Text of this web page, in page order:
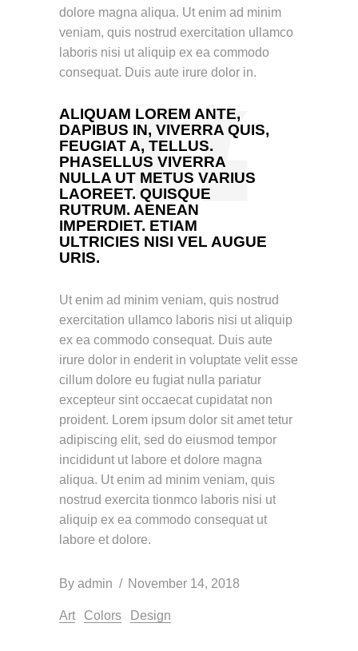
dolore magna aliqua. Ut enim ad minim
veniam, quis nostrud exercitation ullamco
laboris nisi ut aliquip ex ea commodo
consequat. Duis aute irure dolor in.
ALIQUAM LOREM ANTE,
DAPIBUS IN, VIVERRA QUIS,
FEUGIAT A, TELLUS.
PHASELLUS VIVERRA
NULLA UT METUS VARIUS
LAOREET. QUISQUE
RUTRUM. AENEAN
IMPERDIET. ETIAM
ULTRICIES NISI VEL AUGUE
URIS.
Ut enim ad minim veniam, quis nostrud
exercitation ullamco laboris nisi ut aliquip
ex ea commodo consequat. Duis aute
irure dolor in enderit in voluptate velit esse
cillum dolore eu fugiat nulla pariatur
excepteur sint occaecat cupidatat non
proident. Lorem ipsum dolor sit amet tetur
adipiscing elit, sed do eiusmod tempor
incididunt ut labore et dolore magna
aliqua. Ut enim ad minim veniam, quis
nostrud exercita tionmco laboris nisi ut
aliquip ex ea commodo consequat ut
labore et dolore.
By admin November 14, 2018
Art Colors Design